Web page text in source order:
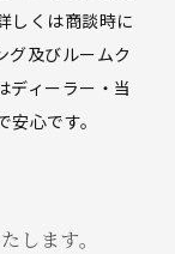
しくは商談時に
グ及びルームク
ディーラー・当
心です。
します。